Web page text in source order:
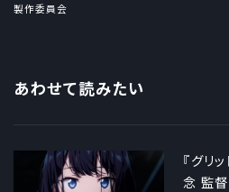
製作委員会
あわせて読みたい
『グリ
念 監